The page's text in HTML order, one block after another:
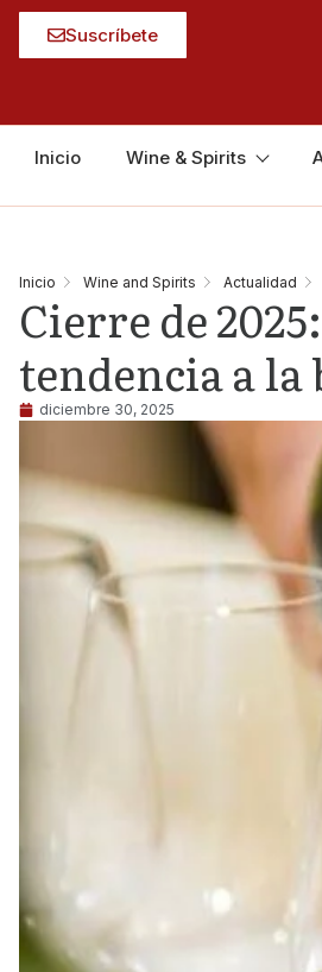
Suscríbete
Inicio Wine & Spirits
Inicio Wine and Spirits Actualidad
Cierre de
tendencia a la
diciembre 30, 2025